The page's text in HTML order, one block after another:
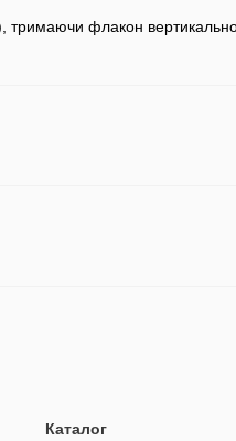
тримаючи флакон
Каталог